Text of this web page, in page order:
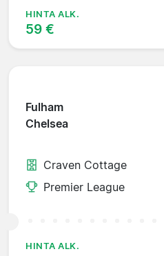
HINTA ALK.
59 €
Fulham
Chelsea
Craven Cottage
Premier League
HINTA ALK.